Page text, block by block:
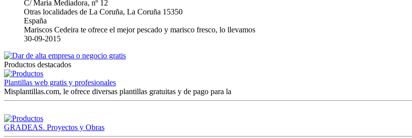
C/ Maria Mediadora, nº 12
Otras localidades de La Coruña, La Coruña 15350
España
Mariscos Cedeira te ofrece el mejor pescado y marisco fresco, lo llevamos
30-09-2015
Productos destacados
Plantillas web gratis y profesionales
Misplantillas.com, le ofrece diversas plantillas gratuitas y de pago para la
GRADEAS. Proyectos y Obras